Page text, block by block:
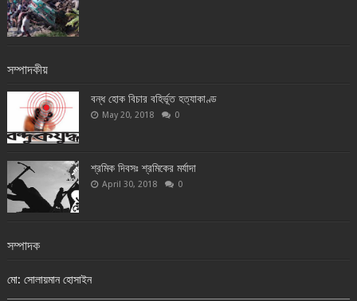
সম্পাদকীয়
বন্ধ হোক বিচার বহির্ভূত হত্যাকাণ্ড
May 20, 2018 0
শ্রমিক দিবসঃ শ্রমিকের মর্যাদা
April 30, 2018 0
সম্পাদক
মো: সোলায়মান হোসাইন